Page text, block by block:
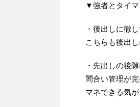
▼強者とタイマ
・後出しに徹
こちらも後出
・先出しの後
間合い管理が
マネできる気